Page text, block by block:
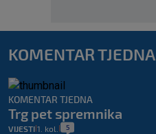
KOMENTAR TJEDNA
KOMENTAR TJEDNA
Trg pet spremnika
VIJESTI 1. kol. 5